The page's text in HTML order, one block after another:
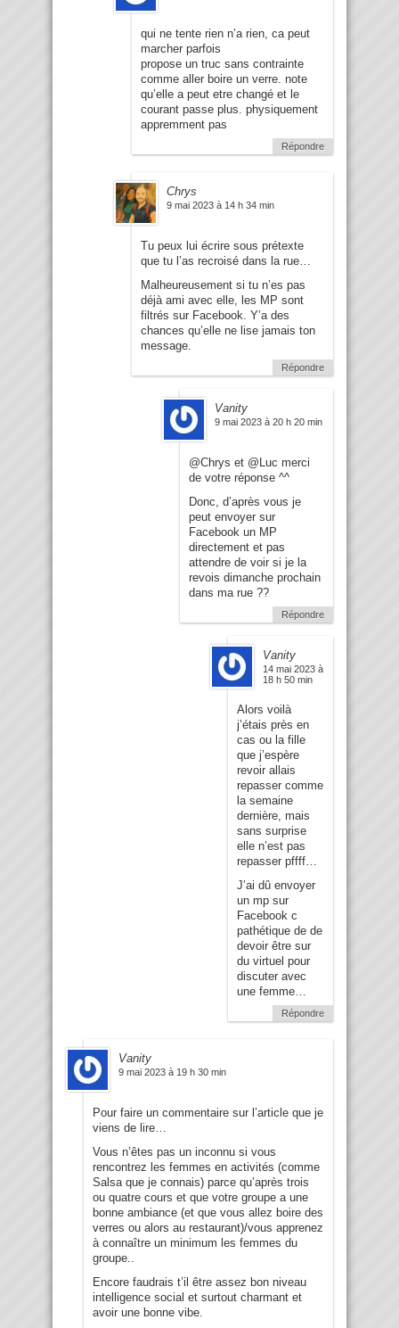
qui ne tente rien n’a rien, ca peut
marcher parfois
propose un truc sans contrainte
comme aller boire un verre. note
qu’elle a peut etre changé et le
courant passe plus. physiquement
appremment pas
Répondre
Chrys
9 mai 2023 à 14 h 34 min
Tu peux lui écrire sous prétexte
que tu l’as recroisé dans la rue…
Malheureusement si tu n’es pas
déjà ami avec elle, les MP sont
filtrés sur Facebook. Y’a des
chances qu’elle ne lise jamais ton
message.
Répondre
Vanity
9 mai 2023 à 20 h 20 min
@Chrys et @Luc merci
de votre réponse ^^
Donc, d’après vous je
peut envoyer sur
Facebook un MP
directement et pas
attendre de voir si je la
revois dimanche prochain
dans ma rue ??
Répondre
Vanity
14 mai 2023 à
18 h 50 min
Alors voilà
j’étais près en
cas ou la fille
que j’espère
revoir allais
repasser comme
la semaine
dernière, mais
sans surprise
elle n’est pas
repasser pffff…
J’ai dû envoyer
un mp sur
Facebook c
pathétique de de
devoir être sur
du virtuel pour
discuter avec
une femme…
Répondre
Vanity
9 mai 2023 à 19 h 30 min
Pour faire un commentaire sur l’article que je
viens de lire…
Vous n’êtes pas un inconnu si vous
rencontrez les femmes en activités (comme
Salsa que je connais) parce qu’après trois
ou quatre cours et que votre groupe a une
bonne ambiance (et que vous allez boire des
verres ou alors au restaurant)/vous apprenez
à connaître un minimum les femmes du
groupe..
Encore faudrais t’il être assez bon niveau
intelligence social et surtout charmant et
avoir une bonne vibe.